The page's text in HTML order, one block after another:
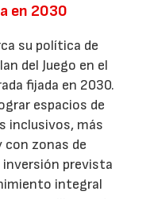
en 2030
su política de
del Juego en el
fijada en 2030.
espacios de
inclusivos, más
con zonas de
prevista
integral